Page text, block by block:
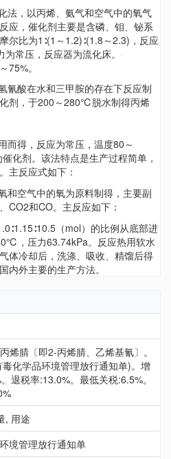
法，以丙烯、氨气和空气中的氧气
应，催化剂主要是含磷、钼、铋系
尔比为1∶(1～1.2)∶(1.8～2.3)，反应
常压，反应器为流化床。
75%。
酸在水和三甲胺的存在下反应制
剂，于200～280℃脱水制得丙烯
得，反应为常压，温度80～
化剂。该法特点是生产过程简单，
主反应式如下：
空气中的氧为原料制得，主要副
CO2和CO。主反应如下：
（mol）的比例从底部进
，压力63.74kPa。反应热用软水
体冷却后，洗涤、吸收、精馏后得
内外主要的生产方法。
烯腈〔即2-丙烯腈、乙烯基氰〕。
化学品环境管理放行通知单)。增
退税率:13.0%。最低关税:6.5%。
, 用途
境管理放行通知单